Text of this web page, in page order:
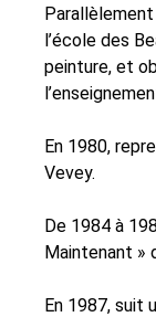
l’école des
peinture, et
En 1980,
Vevey.
De 1984 à
Maintenant »
En 1987, suit